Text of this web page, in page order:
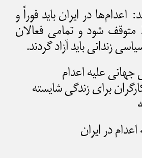
در ایران باید فوراً و
شود و تمامی فعالان
زندانی باید آزاد گردند.
علیه اعدام
برای زندگی شایسته
در ایران